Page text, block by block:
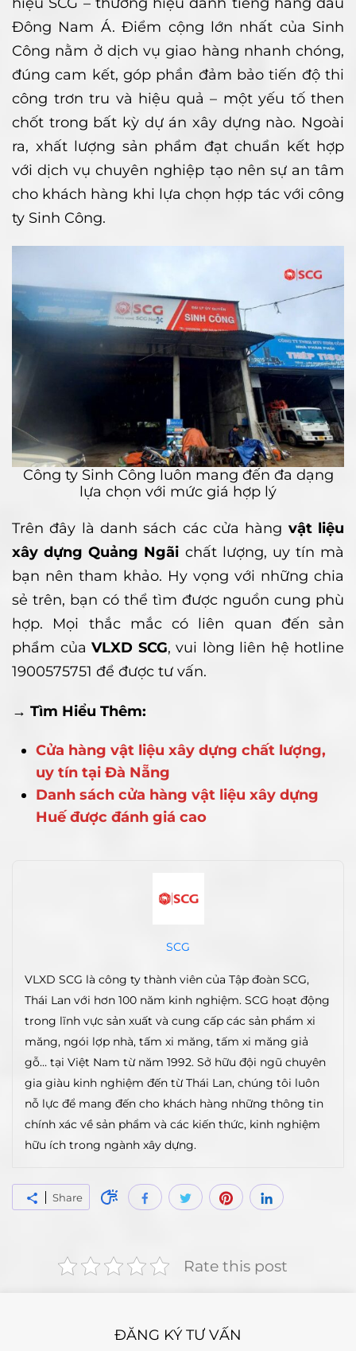
Đông Nam Á. Điểm cộng lớn nhất của Sinh
Công nằm ở dịch vụ giao hàng nhanh chóng,
đúng cam kết, góp phần đảm bảo tiến độ thi
công trơn tru và hiệu quả – một yếu tố then
chốt trong bất kỳ dự án xây dựng nào. Ngoài
ra, xhất lượng sản phẩm đạt chuẩn kết hợp
với dịch vụ chuyên nghiệp tạo nên sự an tâm
cho khách hàng khi lựa chọn hợp tác với công
ty Sinh Công.
Công ty Sinh Công luôn mang đến đa dạng
lựa chọn với mức giá hợp lý
Trên đây là danh sách các cửa hàng vật liệu
xây dựng Quảng Ngãi chất lượng, uy tín mà
bạn nên tham khảo. Hy vọng với những chia
sẻ trên, bạn có thể tìm được nguồn cung phù
hợp. Mọi thắc mắc có liên quan đến sản
phẩm của VLXD SCG, vui lòng liên hệ hotline
1900575751 để được tư vấn.
→ Tìm Hiểu Thêm:
Cửa hàng vật liệu xây dựng chất lượng,
uy tín tại Đà Nẵng
Danh sách cửa hàng vật liệu xây dựng
Huế được đánh giá cao
SCG
VLXD SCG là công ty thành viên của Tập đoàn SCG,
Thái Lan với hơn 100 năm kinh nghiệm. SCG hoạt động
trong lĩnh vực sản xuất và cung cấp các sản phẩm xi
măng, ngói lợp nhà, tấm xi măng, tấm xi măng giả
gỗ… tại Việt Nam từ năm 1992. Sở hữu đội ngũ chuyên
gia giàu kinh nghiệm đến từ Thái Lan, chúng tôi luôn
nỗ lực để mang đến cho khách hàng những thông tin
chính xác về sản phẩm và các kiến thức, kinh nghiệm
hữu ích trong ngành xây dựng.
Share
Rate this post
ĐĂNG KÝ TƯ VẤN